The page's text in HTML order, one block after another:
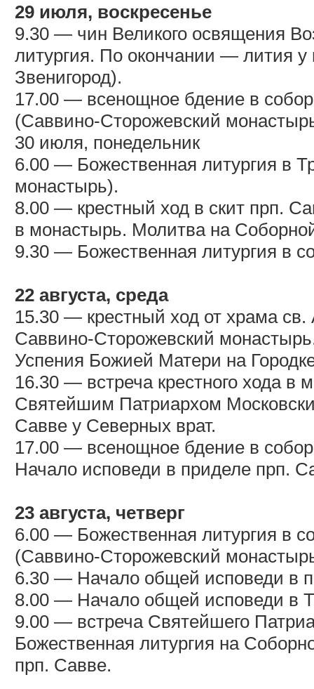
29 июля, воскресенье
9.30 — чин Великого освящения
литургия. По окончании — лития
Звенигород).
17.00 — всенощное бдение в
(Саввино-Сторожевский
30 июля, понедельник
6.00 — Божественная литургия в
монастырь).
8.00 — крестный ход в скит прп.
в монастырь. Молитва на
9.30 — Божественная литургия в
22 августа, среда
15.30 — крестный ход от храма св.
Саввино-Сторожевский
Успения Божией Матери на
16.30 — встреча крестного хода
Святейшим Патриархом
Савве у Северных врат.
17.00 — всенощное бдение в
Начало исповеди в приделе прп.
23 августа, четверг
6.00 — Божественная литургия в
(Саввино-Сторожевский
6.30 — Начало общей исповеди в
8.00 — Начало общей исповеди в
9.00 — встреча Святейшего
Божественная литургия на
прп. Савве.